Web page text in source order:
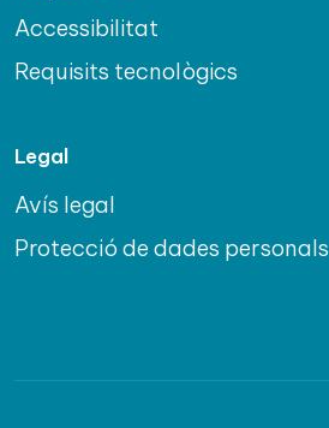
Accessibilitat
Requisits tecnològics
Legal
Avís legal
Protecció de dades personals